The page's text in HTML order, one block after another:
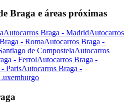
Braga e áreas próximas
Autocarros Braga - MadridAutocarros
- RomaAutocarros Braga -
de CompostelaAutocarros
- FerrolAutocarros Braga -
ParisAutocarros Braga -